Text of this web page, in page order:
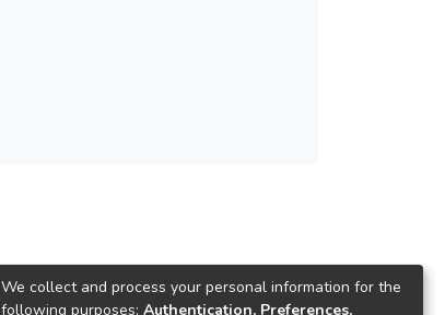
We collect and process your personal information for the
following purposes: Authentication, Preferences,